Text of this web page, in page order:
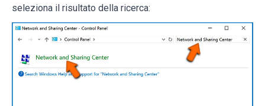
seleziona il risultato della ricerca: